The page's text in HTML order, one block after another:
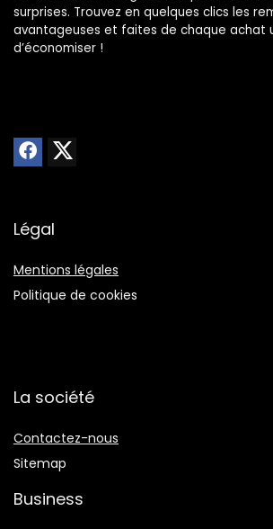
surprises. Trouvez en quelques clics les
avantageuses et faites de chaque achat
d’économiser !
Légal
Mentions légales
Politique de cookies
La société
Contactez-nous
Sitemap
Business